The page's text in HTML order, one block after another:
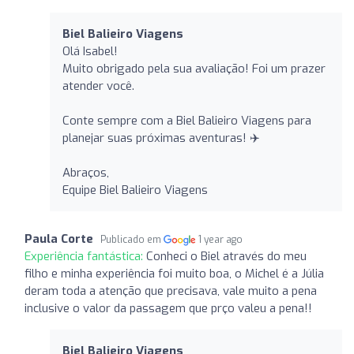
Biel Balieiro Viagens
Olá Isabel!
Muito obrigado pela sua avaliação! Foi um prazer
atender você.
Conte sempre com a Biel Balieiro Viagens para
planejar suas próximas aventuras! ✈️
Abraços,
Equipe Biel Balieiro Viagens
Paula Corte Publicado em 1 year ago
Experiência fantástica: Conheci o Biel através do meu
filho e minha experiência foi muito boa, o Michel é a Júlia
deram toda a atenção que precisava, vale muito a pena
inclusive o valor da passagem que prço valeu a pena!!
Biel Balieiro Viagens